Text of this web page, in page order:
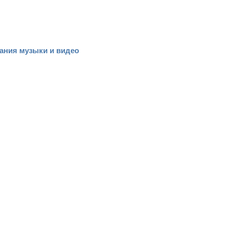
музыки и видео